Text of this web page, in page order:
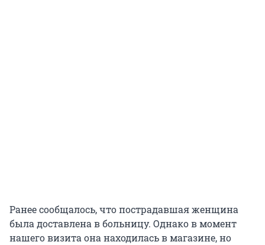
Ранее сообщалось, что пострадавшая женщина
была доставлена в больницу. Однако в момент
нашего визита она находилась в магазине, но